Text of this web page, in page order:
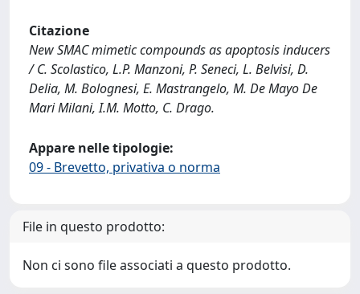
Citazione
New SMAC mimetic compounds as apoptosis inducers
/ C. Scolastico, L.P. Manzoni, P. Seneci, L. Belvisi, D.
Delia, M. Bolognesi, E. Mastrangelo, M. De Mayo De
Mari Milani, I.M. Motto, C. Drago.
Appare nelle tipologie:
09 - Brevetto, privativa o norma
File in questo prodotto:
Non ci sono file associati a questo prodotto.